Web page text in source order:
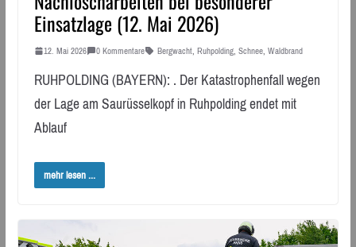
Einsatzlage (12. Mai 2026)
12. Mai 2026 0 Kommentare Bergwacht, Ruhpolding, Schnee, Waldbrand
RUHPOLDING (BAYERN): . Der Katastrophenfall wegen
der Lage am Saurüsselkopf in Ruhpolding endet mit
Ablauf
mehr lesen ...